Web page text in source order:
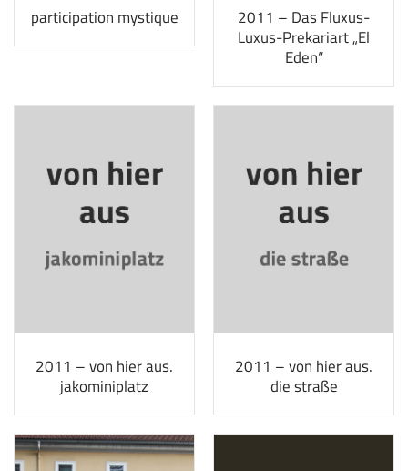
participation mystique
2011 – Das Fluxus-
Luxus-Prekariart „El
Eden“
2011 – von hier aus.
jakominiplatz
2011 – von hier aus.
die straße